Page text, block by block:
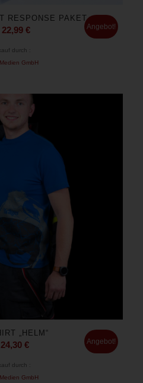
RESPONSE PAKET
22,99€Aktueller
Angebot!
durch :
GmbH
„HELM“
24,30€ Angebot!
durch :
GmbH